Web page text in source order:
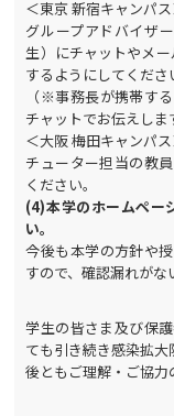
＜東京 新宿キャンパ
グループアドバイザ
生）にチャットやメ
するようにしてくださ
（※事務長が携帯す
チャットでお伝えしま
＜大阪 梅田キャンパ
チューター担当の教
ください。
(4)本学のホームペー
い。
今後も本学の方針や
すので、確認漏れがな
学生の皆さま及び保
ても引き続き感染拡
後ともご理解・ご協力